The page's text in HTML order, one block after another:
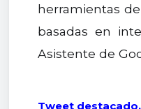
herramientas
basadas en
Asistente de
Tweet destacado.